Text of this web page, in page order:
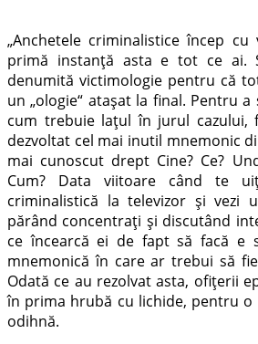
„Anchetele criminalistice încep
primă instanță asta e tot ce ai.
denumită victimologie pentru că
un „ologie“ atașat la final. Pentru
cum trebuie lațul în jurul cazului,
dezvoltat cel mai inutil mnemonic
mai cunoscut drept Cine? Ce?
Cum? Data viitoare când te
criminalistică la televizor și vezi
părând concentrați și discutând
ce încearcă ei de fapt să facă e
mnemonică în care ar trebui să
Odată ce au rezolvat asta, ofițerii
în prima hrubă cu lichide, pentru
odihnă.